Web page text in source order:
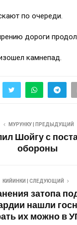
по очереди.
дороги
камнепад.
МУРУНКУ | ПРЕДЫДУЩИЙ
Шойгу с
обороны
КИЙИНКИ | СЛЕДУЮЩИЙ
затопа
нашли
их можно в